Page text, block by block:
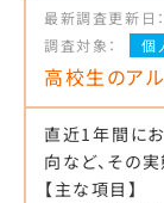
最新調査更新日：
調査対象：
個
高校生のア
直近1年間に
向など、その
【主な項目】